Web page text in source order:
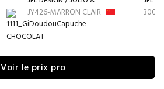
JY426-MARRON CLAIR 3009-
Voir le prix pro